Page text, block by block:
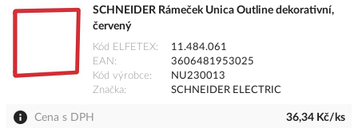
SCHNEIDER Rámeček Unica Outline dekorativní,
červený
Kód ELFETEX
11.484.061
EAN
3606481953025
Kód výrobce
NU230013
Značka
SCHNEIDER ELECTRIC
Cena s DPH 36,34 Kč/ks